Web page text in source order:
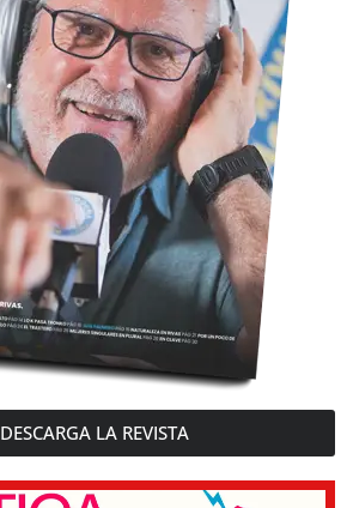
DESCARGA LA REVISTA